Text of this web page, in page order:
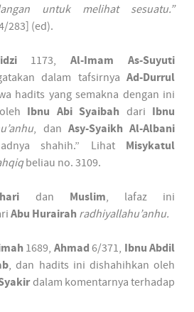
untuk melihat sesuatu.”
283] (ed).
1173,Al-Imam As-Suyuti
dalam tafsirnya Ad-Durrul
hadits yang semakna dengan ini
Ibnu Abi Syaibah dari Ibnu
, dan Asy-Syaikh Al-Albani
shahih.” Lihat Misykatul
beliau no. 3109.
dan Muslim, lafaz ini
Abu Hurairah radhiyallahu’anhu.
1689, Ahmad 6/371, Ibnu Abdil
, dan hadits ini dishahihkan oleh
dalam komentarnya terhadap